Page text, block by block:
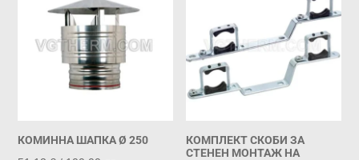
КОМИННА ШАПКА Ø 250
КОМПЛЕКТ СКОБИ ЗА
СТЕНЕН МОНТАЖ НА